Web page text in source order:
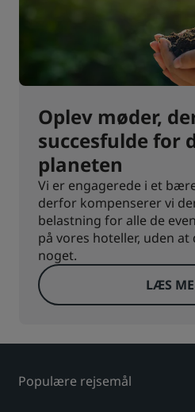
Oplev møder,
succesfulde for
planeten
Vi er engagerede i et
derfor kompenserer vi
belastning for alle de
på vores hoteller, uden
noget.
LÆS
Populære rejsemål